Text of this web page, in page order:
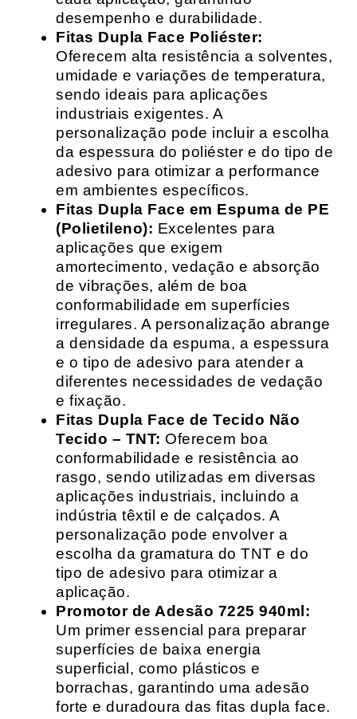
desempenho e durabilidade.
Fitas Dupla Face Poliéster:
Oferecem alta resistência a solventes,
umidade e variações de temperatura,
sendo ideais para aplicações
industriais exigentes. A
personalização pode incluir a escolha
da espessura do poliéster e do tipo de
adesivo para otimizar a performance
em ambientes específicos.
Fitas Dupla Face em Espuma de PE
(Polietileno): Excelentes para
aplicações que exigem
amortecimento, vedação e absorção
de vibrações, além de boa
conformabilidade em superfícies
irregulares. A personalização abrange
a densidade da espuma, a espessura
e o tipo de adesivo para atender a
diferentes necessidades de vedação
e fixação.
Fitas Dupla Face de Tecido Não
Tecido – TNT: Oferecem boa
conformabilidade e resistência ao
rasgo, sendo utilizadas em diversas
aplicações industriais, incluindo a
indústria têxtil e de calçados. A
personalização pode envolver a
escolha da gramatura do TNT e do
tipo de adesivo para otimizar a
aplicação.
Promotor de Adesão 7225 940ml:
Um primer essencial para preparar
superfícies de baixa energia
superficial, como plásticos e
borrachas, garantindo uma adesão
forte e duradoura das fitas dupla face.